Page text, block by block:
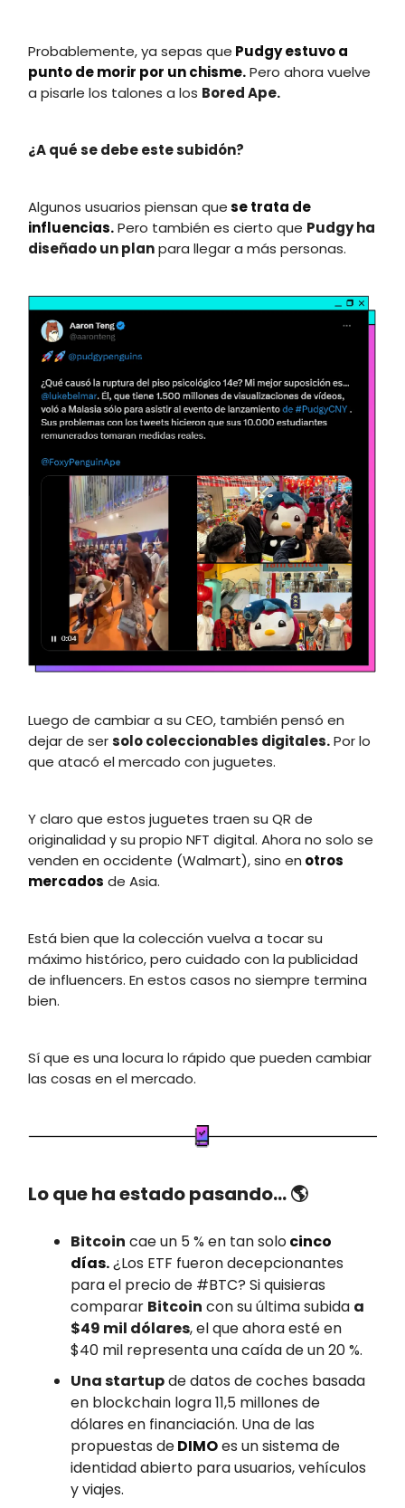
Probablemente, ya sepas que Pudgy estuvo a
punto de morir por un chisme.Pero ahora vuelve
a pisarle los talones a los Bored Ape.
¿A qué se debe este subidón?
Algunos usuarios piensan quese trata de
influencias.Pero también es cierto que Pudgy ha
diseñado un planpara llegar a más personas.
Luego de cambiar a su CEO, también pensó en
dejar de sersolo coleccionables digitales.Por lo
que atacó el mercado con juguetes.
Y claro que estos juguetes traen su QR de
originalidad y su propio NFT digital. Ahora no solo se
venden en occidente (Walmart), sino en otros
mercados de Asia.
Está bien que la colección vuelva a tocar su
máximo histórico, pero cuidado con la publicidad
de influencers. En estos casos no siempre termina
bien.
Sí que es una locura lo rápido que pueden cambiar
las cosas en el mercado.
Lo que ha estado pasando… 🌎
Bitcoin cae un 5 % en tan solocinco
días.¿Los ETF fueron decepcionantes
para el precio de #BTC? Si quisieras
comparar Bitcoin con su última subida a
$49 mil dólares, el que ahora esté en
$40 mil representa una caída de un 20 %.
Una startupde datos de coches basada
en blockchain logra 11,5 millones de
dólares en financiación. Una de las
propuestas deDIMOes un sistema de
identidad abierto para usuarios, vehículos
y viajes.